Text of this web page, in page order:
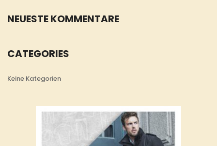
NEUESTE KOMMENTARE
CATEGORIES
Keine Kategorien